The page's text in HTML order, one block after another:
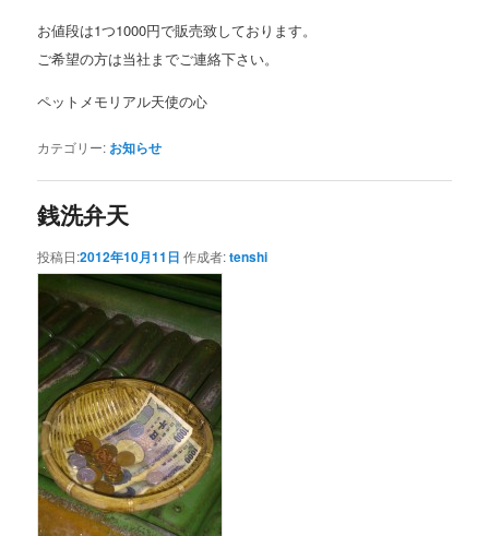
お値段は1つ1000円で販売致しております。
ご希望の方は当社までご連絡下さい。
ペットメモリアル天使の心
カテゴリー: お知らせ
銭洗弁天
投稿日:2012年10月11日 作成者:tenshi